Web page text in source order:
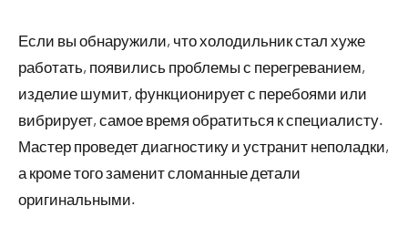
Если вы обнаружили, что холодильник стал хуже
работать, появились проблемы с перегреванием,
изделие шумит, функционирует с перебоями или
вибрирует, самое время обратиться к специалисту.
Мастер проведет диагностику и устранит неполадки,
а кроме того заменит сломанные детали
оригинальными.